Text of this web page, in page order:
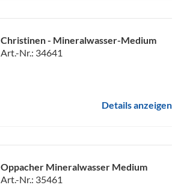
Christinen - Mineralwasser-Medium
Art.-Nr.: 34641
Details anzeigen
Oppacher Mineralwasser Medium
Art.-Nr.: 35461